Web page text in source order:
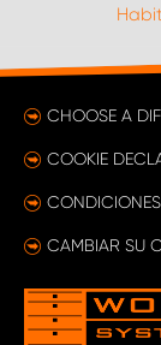
CHOOSE A
COOKIE
CAMBIAR SU